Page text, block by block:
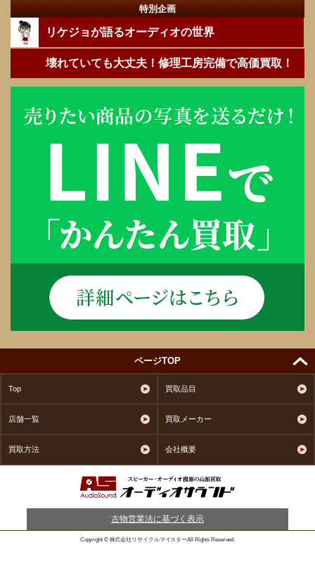
特別企画
リケジョが語るオーディオの世界
壊れていても大丈夫！修理工房完備で高価買取！
ページTOP
Top 買取品目
店舗一覧 買取メーカー
買取方法 会社概要
古物営業法に基づく表示
Copyright © 株式会社リサイクルマイスターAll Rights Reserved.